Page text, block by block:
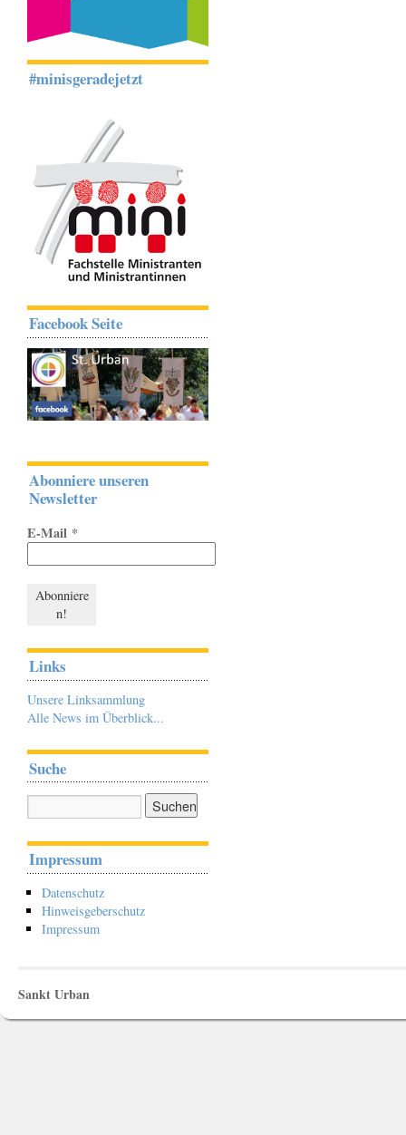
#minisgeradejetzt
Facebook Seite
Abonniere unseren
Newsletter
E-Mail *
Links
Unsere Linksammlung
Alle News im Überblick...
Suche
Impressum
Datenschutz
Hinweisgeberschutz
Impressum
Sankt Urban